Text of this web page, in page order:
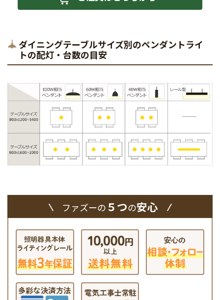
ダイニングテーブルサイズ別のペンダントライ
トの配灯・台数の目安
ファズーの５つの安心